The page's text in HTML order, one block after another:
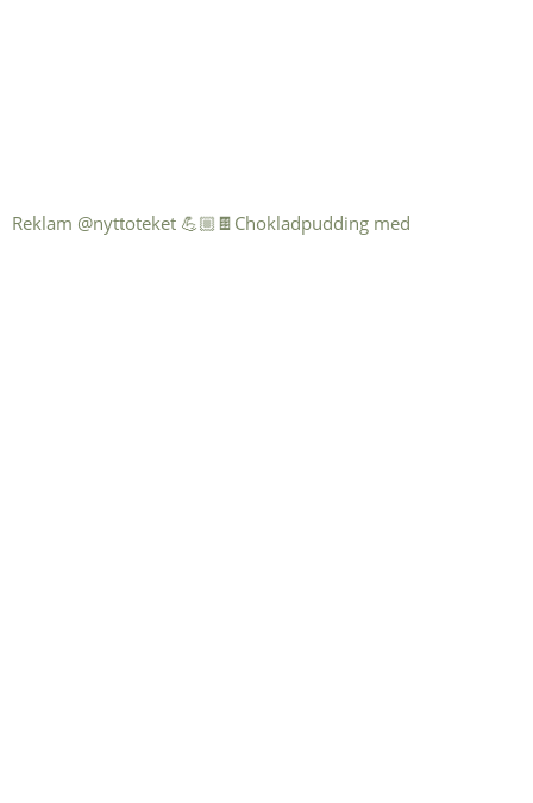
Reklam @nyttoteket 💪🏼🍫Chokladpudding med